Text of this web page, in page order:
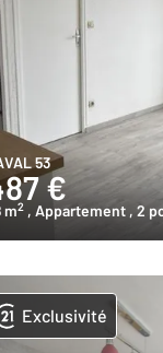
53
€
m2 , Appartement , 2
Exclusivité